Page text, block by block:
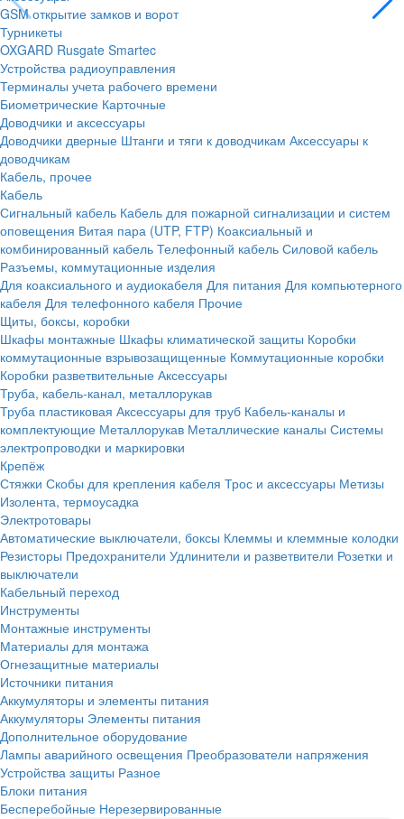
GSM открытие замков и ворот
Турникеты
OXGARD Rusgate Smartec
Устройства радиоуправления
Терминалы учета рабочего времени
Биометрические Карточные
Доводчики и аксессуары
Доводчики дверные Штанги и тяги к доводчикам Аксессуары к
доводчикам
Кабель, прочее
Кабель
Сигнальный кабель Кабель для пожарной сигнализации и систем
оповещения Витая пара (UTP, FTP) Коаксиальный и
комбинированный кабель Телефонный кабель Силовой кабель
Разъемы, коммутационные изделия
Для коаксиального и аудиокабеля Для питания Для компьютерного
кабеля Для телефонного кабеля Прочие
Щиты, боксы, коробки
Шкафы монтажные Шкафы климатической защиты Коробки
коммутационные взрывозащищенные Коммутационные коробки
Коробки разветвительные Аксессуары
Труба, кабель-канал, металлорукав
Труба пластиковая Аксессуары для труб Кабель-каналы и
комплектующие Металлорукав Металлические каналы Системы
электропроводки и маркировки
Крепёж
Стяжки Скобы для крепления кабеля Трос и аксессуары Метизы
Изолента, термоусадка
Электротовары
Автоматические выключатели, боксы Клеммы и клеммные колодки
Резисторы Предохранители Удлинители и разветвители Розетки и
выключатели
Кабельный переход
Инструменты
Монтажные инструменты
Материалы для монтажа
Огнезащитные материалы
Источники питания
Аккумуляторы и элементы питания
Аккумуляторы Элементы питания
Дополнительное оборудование
Лампы аварийного освещения Преобразователи напряжения
Устройства защиты Разное
Блоки питания
Бесперебойные Нерезервированные